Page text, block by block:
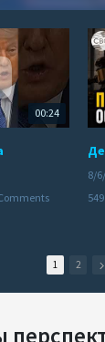
00:24
8/
1 2